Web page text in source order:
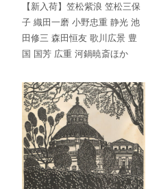
【新入荷】笠松紫浪 笠松三保
子 織田一磨 小野忠重 静光 池
田修三 森田恒友 歌川広景 豊
国 国芳 広重 河鍋暁斎ほか